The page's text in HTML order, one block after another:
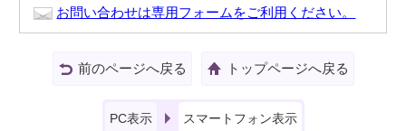
お問い合わせは専用フォームをご利用ください。
前のページへ戻る トップページへ戻る
PC表示 スマートフォン表示